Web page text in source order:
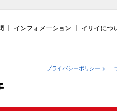
インフォメーション イリイにつ
プライバシーポリシー